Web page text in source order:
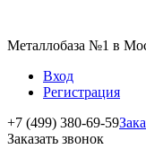
Металлобаза №1 в
Вход
Регистрация
+7 (499) 380-69-59
Заказать звонок